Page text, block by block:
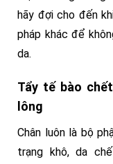
hãy đợi cho đến
pháp khác để
da.
Tẩy tế bào
lông
Chân luôn là bộ
trạng khô, da